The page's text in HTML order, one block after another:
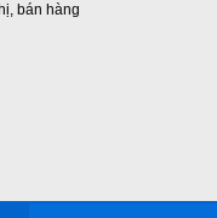
bán hàng